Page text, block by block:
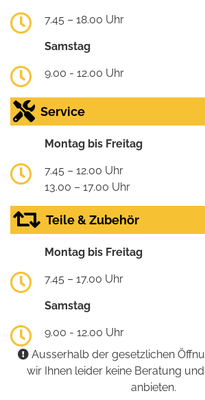
7.45 – 18.00 Uhr
Samstag
9.00 - 12.00 Uhr
Service
Montag bis Freitag
7.45 – 12.00 Uhr
13.00 – 17.00 Uhr
Teile & Zubehör
Montag bis Freitag
7.45 – 17.00 Uhr
Samstag
9.00 - 12.00 Uhr
Ausserhalb der gesetzlichen
wir Ihnen leider keine Beratung
anbieten.